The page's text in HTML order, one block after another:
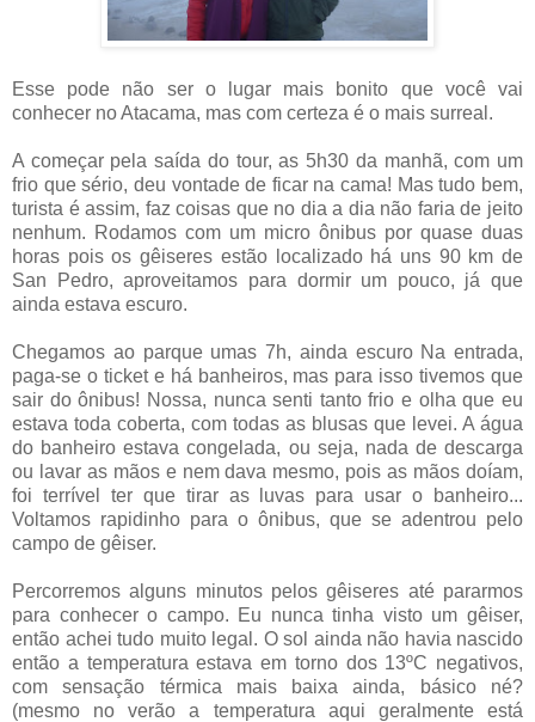
Esse pode não ser o lugar mais bonito que você vai
conhecer no Atacama, mas com certeza é o mais surreal.
A começar pela saída do tour, as 5h30 da manhã, com um
frio que sério, deu vontade de ficar na cama! Mas tudo bem,
turista é assim, faz coisas que no dia a dia não faria de jeito
nenhum. Rodamos com um micro ônibus por quase duas
horas pois osgêiseres estão localizado há uns 90 km de
San Pedro, aproveitamos para dormir um pouco, já que
ainda estava escuro.
Chegamos ao parque umas 7h, ainda escuro Na entrada,
paga-se o ticket e há banheiros, mas para isso tivemos que
sair do ônibus! Nossa, nunca senti tanto frio e olha que eu
estava toda coberta, com todas as blusas que levei. A água
do banheiro estava congelada, ou seja, nada de descarga
ou lavar as mãos e nem dava mesmo, pois as mãos doíam,
foi terrível ter que tirar as luvas para usar o banheiro...
Voltamos rapidinho para o ônibus, que se adentrou pelo
campo de gêiser.
Percorremos alguns minutos pelos gêiseres até pararmos
para conhecer o campo. Eu nunca tinha visto um gêiser,
então achei tudo muito legal. O sol ainda não havia nascido
então a temperatura estava em torno dos 13ºC negativos,
com sensação térmica mais baixa ainda, básico né?
(mesmo no verão a temperatura aqui geralmente está